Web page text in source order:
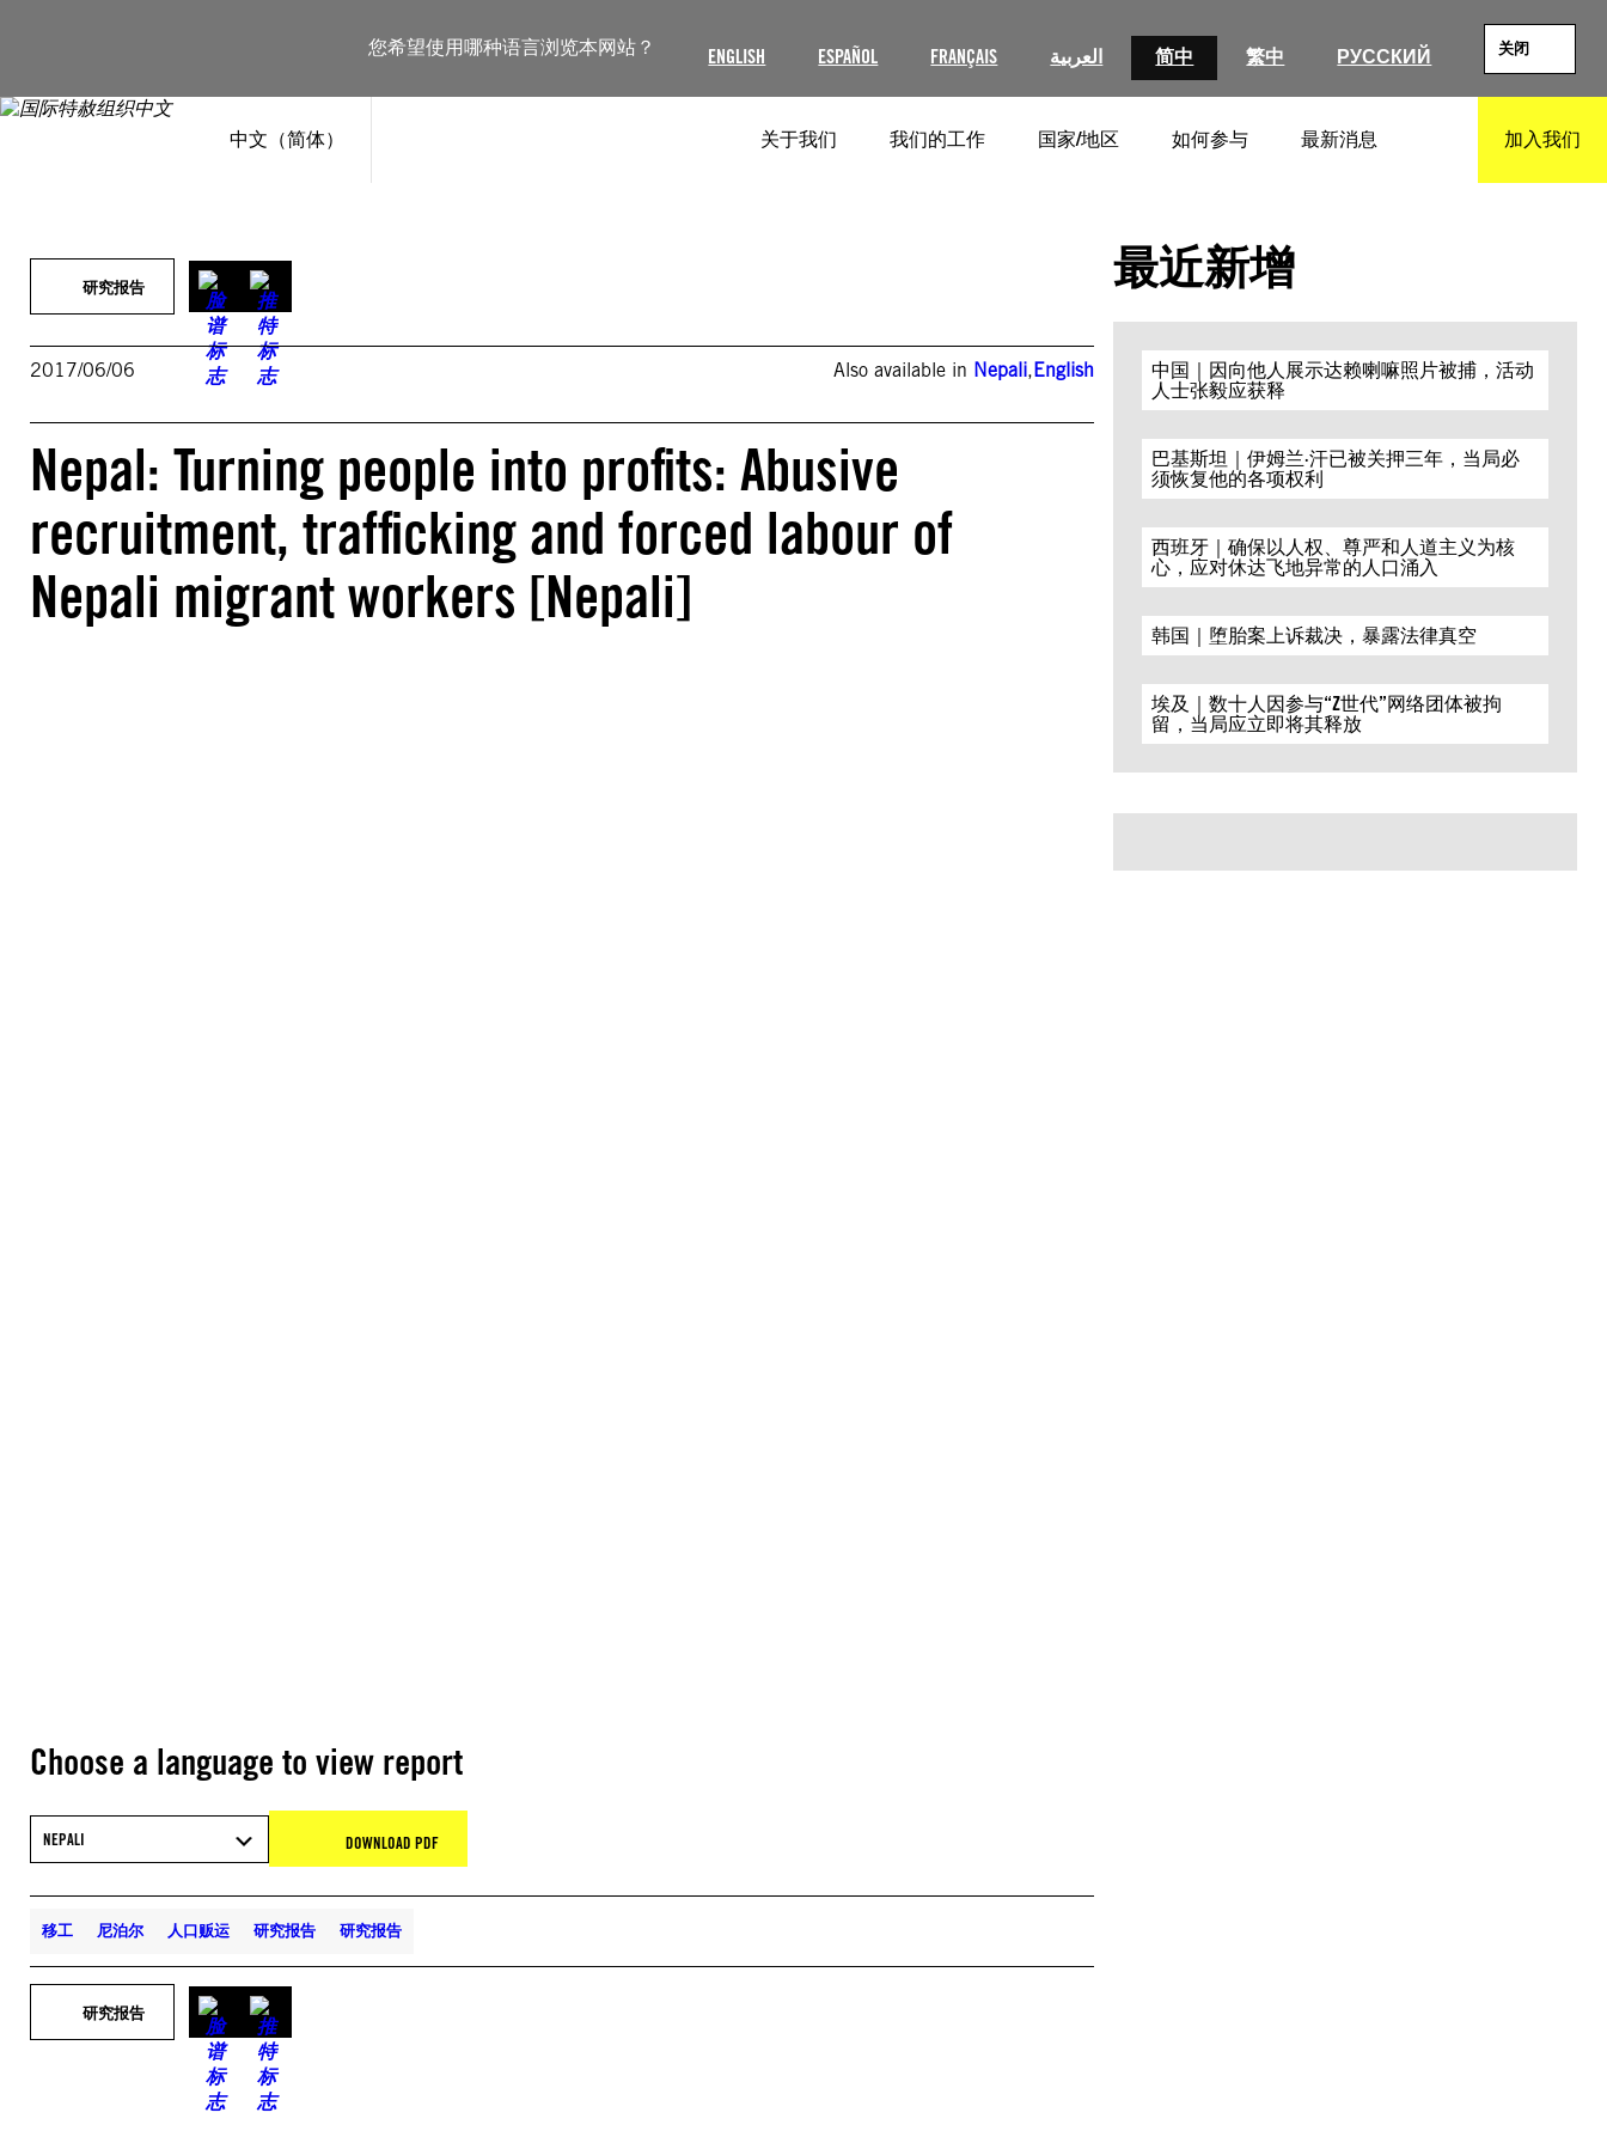
您希望使用哪种语言浏览本网站？ ENGLISH ESPAÑOL FRANÇAIS العربية 简中 繁中 РУССКИЙ 关闭
中文（简体） 关于我们 我们的工作 国家/地区 如何参与 最新消息 加入我们
研究报告
2017/06/06 Also available in Nepali,English
Nepal: Turning people into profits: Abusive
recruitment, trafficking and forced labour of
Nepali migrant workers [Nepali]
Choose a language to view report
NEPALI DOWNLOAD PDF
移工 尼泊尔 人口贩运 研究报告 研究报告
研究报告
最近新增
中国｜因向他人展示达赖喇嘛照片被捕，活动
人士张毅应获释
巴基斯坦｜伊姆兰·汗已被关押三年，当局必
须恢复他的各项权利
西班牙｜确保以人权、尊严和人道主义为核
心，应对休达飞地异常的人口涌入
韩国｜堕胎案上诉裁决，暴露法律真空
埃及｜数十人因参与“Z世代”网络团体被拘
留，当局应立即将其释放